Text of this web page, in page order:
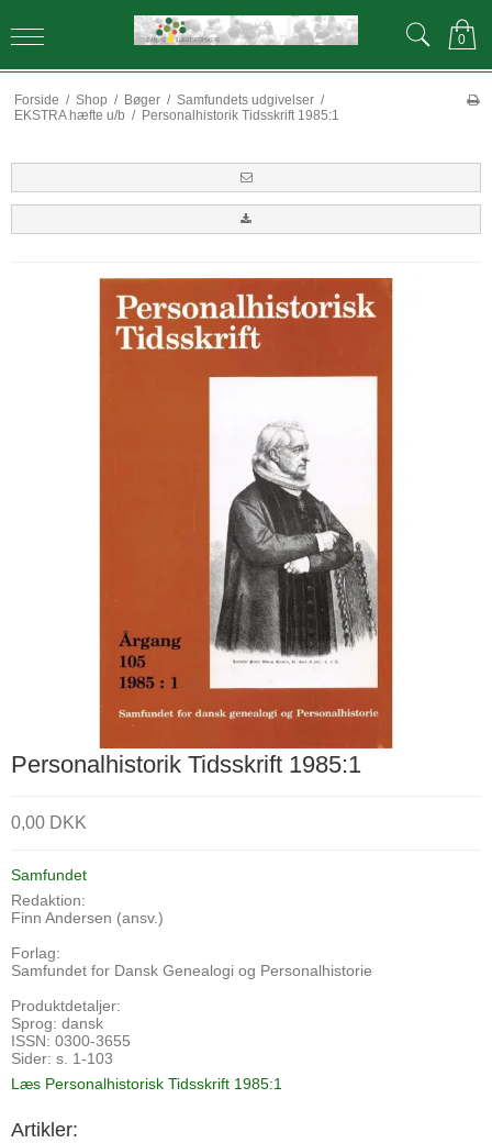
0
Forside / Shop / Bøger / Samfundets udgivelser /
EKSTRA hæfte u/b / Personalhistorik Tidsskrift 1985:1
Personalhistorik Tidsskrift 1985:1
0,00 DKK
Samfundet
Redaktion:
Finn Andersen (ansv.)
Forlag:
Samfundet for Dansk Genealogi og Personalhistorie
Produktdetaljer:
Sprog: dansk
ISSN: 0300-3655
Sider: s. 1-103
Læs Personalhistorisk Tidsskrift 1985:1
Artikler: